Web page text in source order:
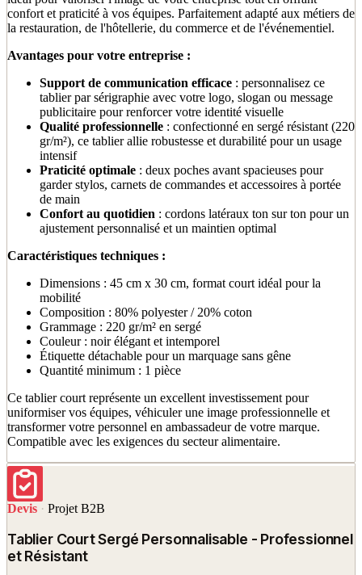
confort et praticité à vos équipes. Parfaitement adapté aux métiers de
la restauration, de l'hôtellerie, du commerce et de l'événementiel.
Avantages pour votre entreprise :
Support de communication efficace : personnalisez ce
tablier par sérigraphie avec votre logo, slogan ou message
publicitaire pour renforcer votre identité visuelle
Qualité professionnelle : confectionné en sergé résistant (220
gr/m²), ce tablier allie robustesse et durabilité pour un usage
intensif
Praticité optimale : deux poches avant spacieuses pour
garder stylos, carnets de commandes et accessoires à portée
de main
Confort au quotidien : cordons latéraux ton sur ton pour un
ajustement personnalisé et un maintien optimal
Caractéristiques techniques :
Dimensions : 45 cm x 30 cm, format court idéal pour la
mobilité
Composition : 80% polyester / 20% coton
Grammage : 220 gr/m² en sergé
Couleur : noir élégant et intemporel
Étiquette détachable pour un marquage sans gêne
Quantité minimum : 1 pièce
Ce tablier court représente un excellent investissement pour
uniformiser vos équipes, véhiculer une image professionnelle et
transformer votre personnel en ambassadeur de votre marque.
Compatible avec les exigences du secteur alimentaire.
Devis · Projet B2B
Tablier Court Sergé Personnalisable - Professionnel
et Résistant